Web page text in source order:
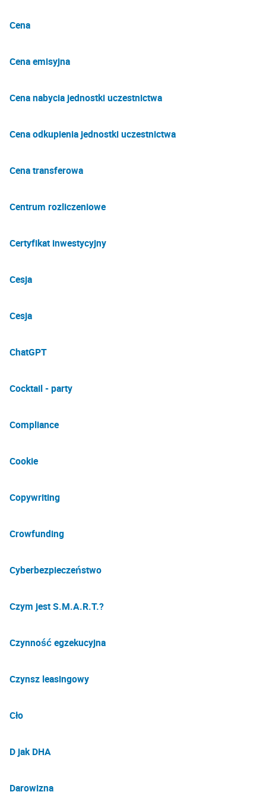
Cena
Cena emisyjna
Cena nabycia jednostki uczestnictwa
Cena odkupienia jednostki uczestnictwa
Cena transferowa
Centrum rozliczeniowe
Certyfikat inwestycyjny
Cesja
Cesja
ChatGPT
Cocktail - party
Compliance
Cookie
Copywriting
Crowfunding
Cyberbezpieczeństwo
Czym jest S.M.A.R.T.?
Czynność egzekucyjna
Czynsz leasingowy
Cło
D jak DHA
Darowizna